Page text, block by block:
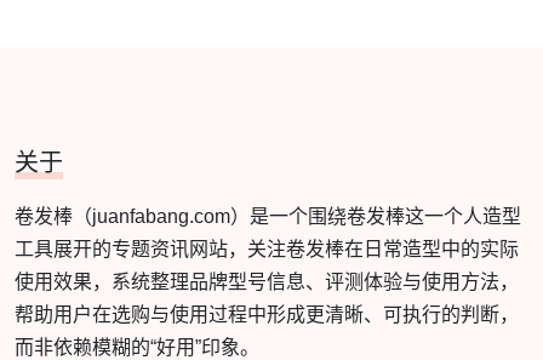
关于
卷发棒（juanfabang.com）是一个围绕卷发棒这一个人造型
工具展开的专题资讯网站，关注卷发棒在日常造型中的实际
使用效果，系统整理品牌型号信息、评测体验与使用方法，
帮助用户在选购与使用过程中形成更清晰、可执行的判断，
而非依赖模糊的“好用”印象。